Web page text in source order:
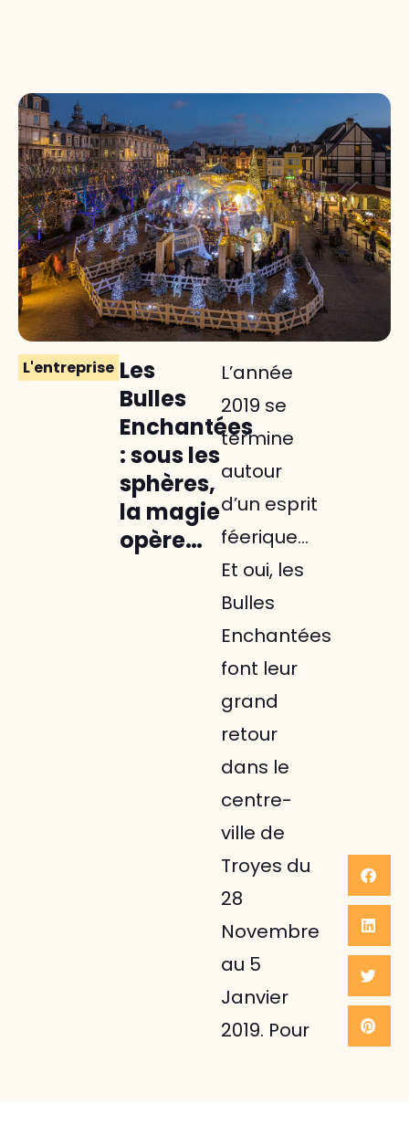
L'entreprise Les
Bulles
Enchantées
: sous les
sphères,
la magie
opère…
L’année
2019 se
termine
autour
d’un esprit
féerique...
Et oui, les
Bulles
Enchantées
font leur
grand
retour
dans le
centre-
ville de
Troyes du
28
Novembre
au 5
Janvier
2019. Pour